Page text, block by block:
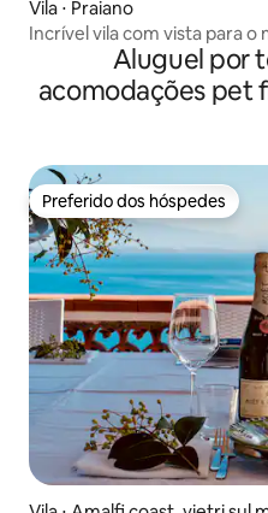
Vila ⋅ Praiano
Incrível vila com vista para
Aluguel por
acomodações pet
Preferido dos hóspedes
Preferido dos hóspedes